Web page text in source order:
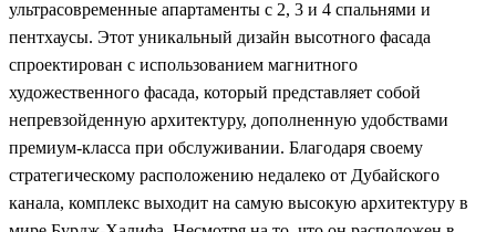
ультрасовременные апартаменты с 2, 3 и 4 спальнями и
пентхаусы. Этот уникальный дизайн высотного фасада
спроектирован с использованием магнитного
художественного фасада, который представляет собой
непревзойденную архитектуру, дополненную удобствами
премиум-класса при обслуживании. Благодаря своему
стратегическому расположению недалеко от Дубайского
канала, комплекс выходит на самую высокую архитектуру в